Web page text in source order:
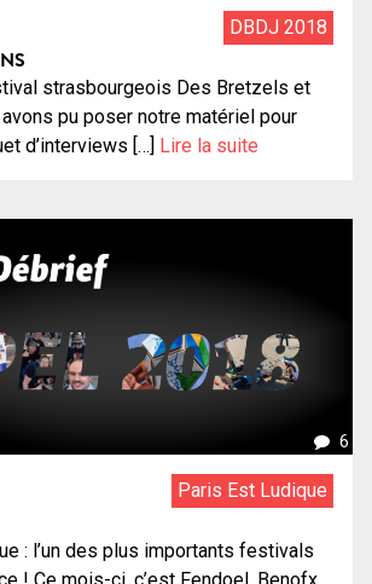
DBDJ 2018
strasbourgeois Des Bretzels et
pu poser notre matériel pour
d’interviews […] Lire la suite
6
Paris Est Ludique
: l’un des plus importants festivals